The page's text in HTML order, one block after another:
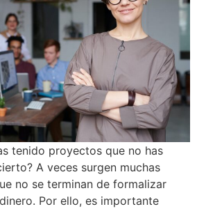
tenido proyectos que no has
A veces surgen muchas
no se terminan de formalizar
Por ello, es importante